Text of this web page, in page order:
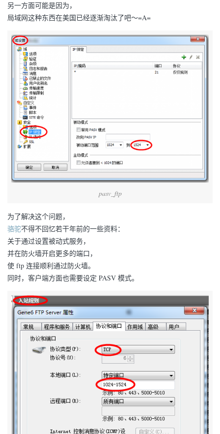
另一方面可能是因为，
局域网这种东西在美国已经逐渐淘汰了吧～=A=
pasv_ftp
为了解决这个问题，
骆驼不得不回忆若干年前的一些资料：
关于通过设置被动式服务，
并在防火墙开启更多的端口，
使 ftp 连接顺利通过防火墙。
同时，客户端方面也需要设定 PASV 模式。